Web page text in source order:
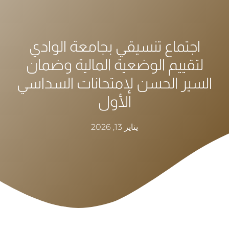
اجتماع تنسيقي بجامعة الوادي
لتقييم الوضعية المالية وضمان
السير الحسن لإمتحانات السداسي
الأول
يناير 13, 2026